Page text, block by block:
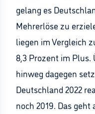
gelang es
Mehrerlöse zu
liegen im Vergleich
8,3 Prozent im
hinweg dagegen
Deutschland 2022
noch 2019. Das